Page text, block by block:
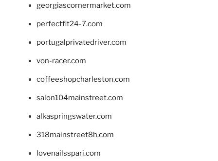
georgiascornermarket.com
perfectfit24-7.com
portugalprivatedriver.com
von-racer.com
coffeeshopcharleston.com
salon104mainstreet.com
alkaspringswater.com
318mainstreet8h.com
lovenailsspari.com